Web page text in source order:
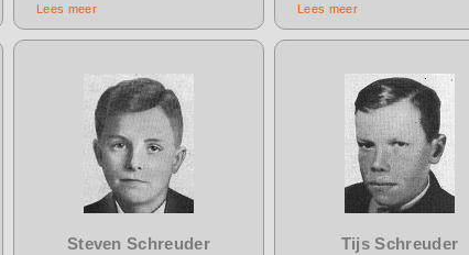
Lees meer
Lees meer
Steven Schreuder Tijs Schreuder